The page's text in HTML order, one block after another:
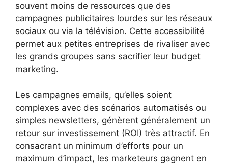
souvent moins de ressources que des
campagnes publicitaires lourdes sur les réseaux
sociaux ou via la télévision. Cette accessibilité
permet aux petites entreprises de rivaliser avec
les grands groupes sans sacrifier leur budget
marketing.
Les campagnes emails, qu’elles soient
complexes avec des scénarios automatisés ou
simples newsletters, génèrent généralement un
retour sur investissement (ROI) très attractif. En
consacrant un minimum d’efforts pour un
maximum d’impact, les marketeurs gagnent en